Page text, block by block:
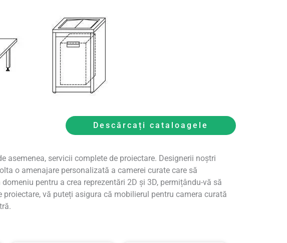
Descărcați cataloagele
asemenea, servicii complete de proiectare. Designerii noștri
o amenajare personalizată a camerei curate care să
pentru a crea reprezentări 2D și 3D, permițându-vă să
vă puteți asigura că mobilierul pentru camera curată